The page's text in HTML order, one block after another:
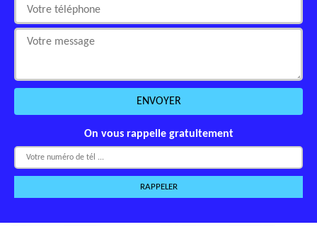
On vous rappelle gratuitement